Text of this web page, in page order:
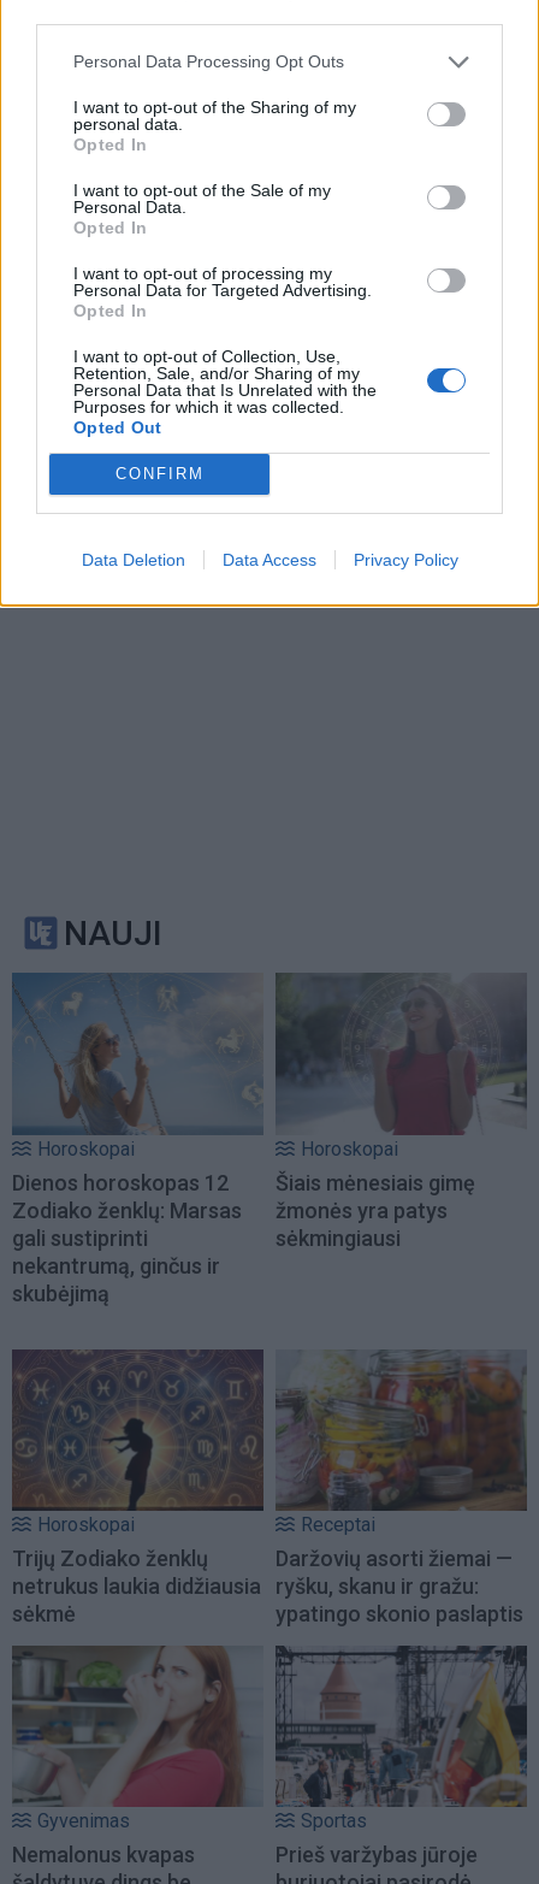
Personal Data Processing Opt Outs
I want to opt-out of the Sharing of my
personal data.
Opted In
I want to opt-out of the Sale of my
Personal Data.
Opted In
I want to opt-out of processing my
Personal Data for Targeted Advertising.
Opted In
I want to opt-out of Collection, Use,
Retention, Sale, and/or Sharing of my
Personal Data that Is Unrelated with the
Purposes for which it was collected.
Opted Out
CONFIRM
Data Deletion Data Access Privacy Policy
Lietuva
Varėnos rajoną ir vėl
medžiai užtvėrė kelius
Lietuva
Premjeras: nėra
mažinti dyzelino akcizą –
Lietuva
Mindaugas Sinkevičius
ramina visuomenę dėl
galimų Rusijos planų:
piliečiams nereikėtų
papildomai baimintis(4)
Lietuva
Pirmoji atkurtos
premjerė atgulė amžinojo
NAUJI
Horoskopai
Dienos horoskopas 12
Zodiako ženklų: Marsas
gali sustiprinti
nekantrumą, ginčus ir
skubėjimą
Horoskopai
Šiais mėnesiais gimę
žmonės yra patys
sėkmingiausi
Horoskopai
Trijų Zodiako ženklų
netrukus laukia didžiausia
sėkmė
Receptai
Daržovių asorti žiemai —
ryšku, skanu ir gražu:
ypatingo skonio paslaptis
Gyvenimas
Nemalonus kvapas
Sportas
Prieš varžybas jūroje